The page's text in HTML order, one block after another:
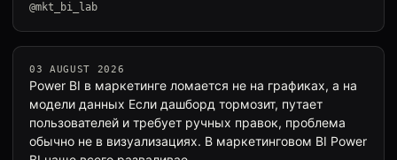
@mkt_bi_lab
03 AUGUST 2026
Power BI в маркетинге ломается не на графиках, а на
модели данных Если дашборд тормозит, путает
пользователей и требует ручных правок, проблема
обычно не в визуализациях. В маркетинговом BI Power